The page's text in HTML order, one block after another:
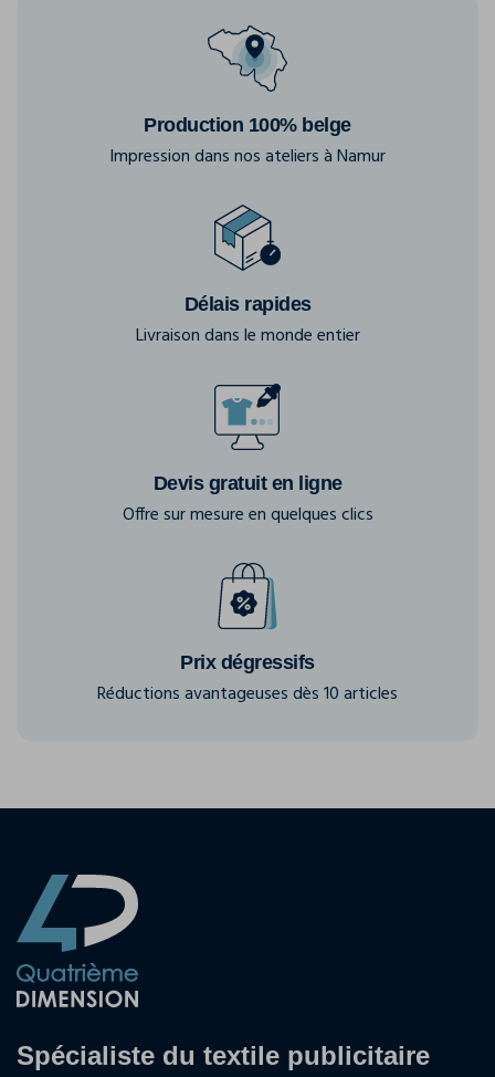
Production 100% belge
Impression dans nos ateliers à Namur
Délais rapides
Livraison dans le monde entier
Devis gratuit en ligne
Offre sur mesure en quelques clics
Prix dégressifs
Réductions avantageuses dès 10 articles
Spécialiste du textile publicitaire